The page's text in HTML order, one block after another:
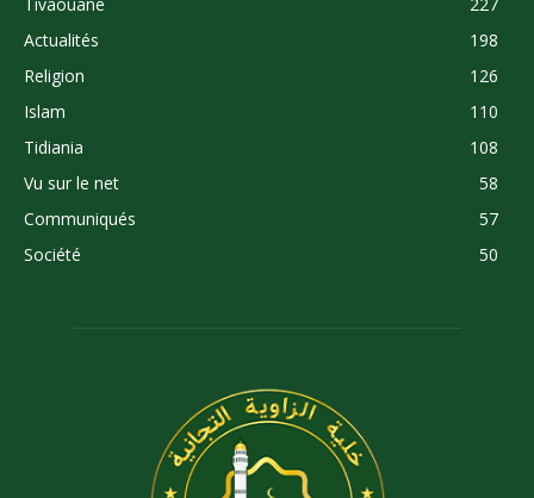
Actualités
198
Religion
126
Islam
110
Tidiania
108
Vu sur le net
58
Communiqués
57
Société
50